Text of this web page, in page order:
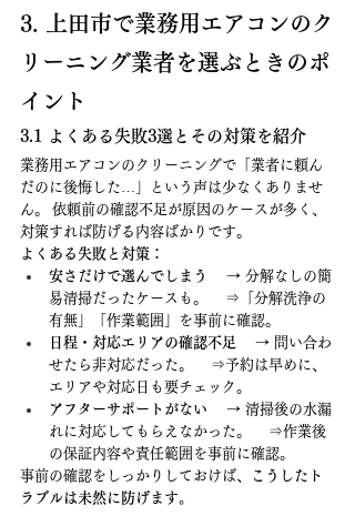
3. 上田市で業務用エアコンのク
リーニング業者を選ぶときのポ
イント
3.1 よくある失敗3選とその対策を紹介
業務用エアコンのクリーニングで「業者に頼ん
だのに後悔した…」という声は少なくありませ
ん。 依頼前の確認不足が原因のケースが多く、
対策すれば防げる内容ばかりです。
よくある失敗と対策：
安さだけで選んでしまう
→ 分解なしの簡
易清掃だったケースも。 　⇒「分解洗浄の
有無」「作業範囲」を事前に確認。
日程・対応エリアの確認不足 → 問い合わ
せたら非対応だった。 　⇒予約は早めに、
エリアや対応日も要チェック。
アフターサポートがない → 清掃後の水漏
れに対応してもらえなかった。 　⇒作業後
の保証内容や責任範囲を事前に確認。
事前の確認をしっかりしておけば、
こうしたト
ラブルは未然に防げます。